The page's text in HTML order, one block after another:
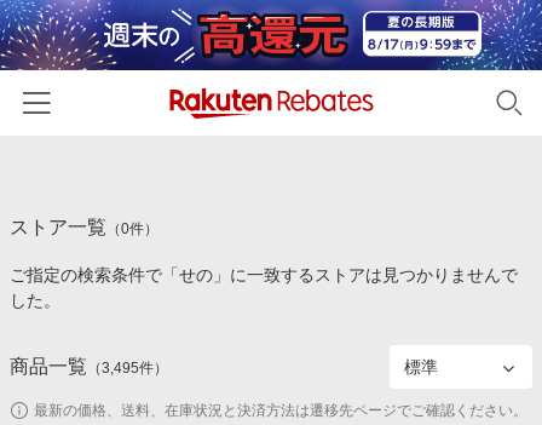
カテゴリー一覧
百貨店・総合ECモール
食品・スイーツ・お酒
イベント一覧
初回購入者限定特典
対象ストア新規限定特典
ストア一覧 （0件）
ご指定の検索条件で「せの」に一致するストアは見つかりませんで
した。
商品一覧 （3,495件）
最新の価格、送料、在庫状況と決済方法は遷移先ページでご確認ください。